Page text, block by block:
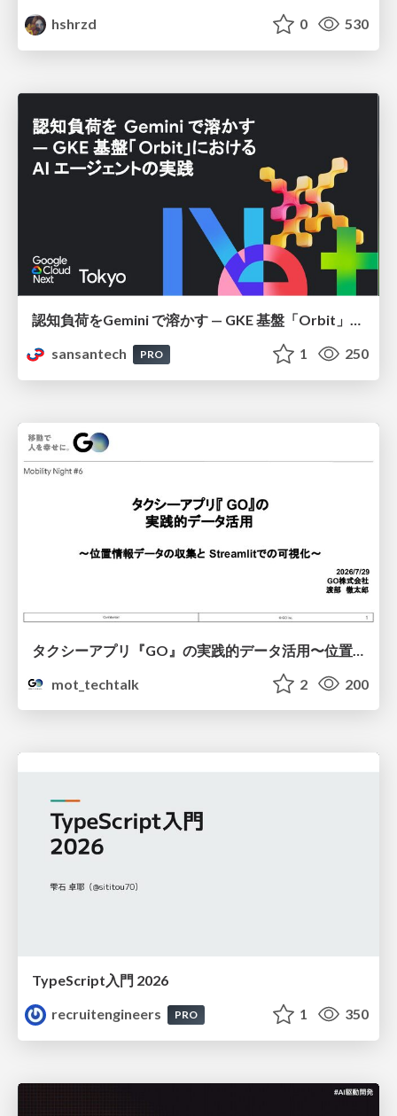
hshrzd 0 530
認知負荷をGemini で溶かす — GKE 基盤「Orbit」における AI エージェントの実践
sansantech
PRO 1 250
mot_techtalk
2 200
TypeScript入門 2026
recruitengineers
PRO 1 350